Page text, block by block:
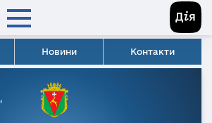
Новини Контакти